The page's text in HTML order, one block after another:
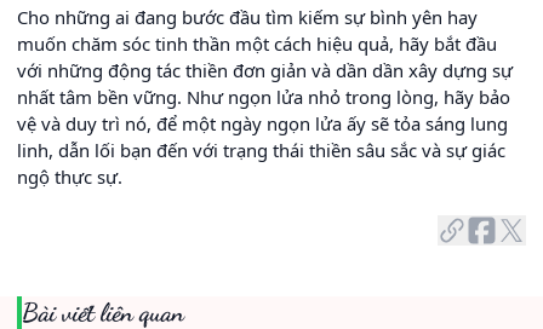
Cho những ai đang bước đầu tìm kiếm sự bình yên hay
muốn chăm sóc tinh thần một cách hiệu quả, hãy bắt đầu
với những động tác thiền đơn giản và dần dần xây dựng sự
nhất tâm bền vững. Như ngọn lửa nhỏ trong lòng, hãy bảo
vệ và duy trì nó, để một ngày ngọn lửa ấy sẽ tỏa sáng lung
linh, dẫn lối bạn đến với trạng thái thiền sâu sắc và sự giác
ngộ thực sự.
Bài viết liên quan